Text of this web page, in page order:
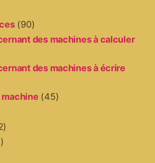
(90)
des machines à calculer
des machines à écrire
(45)